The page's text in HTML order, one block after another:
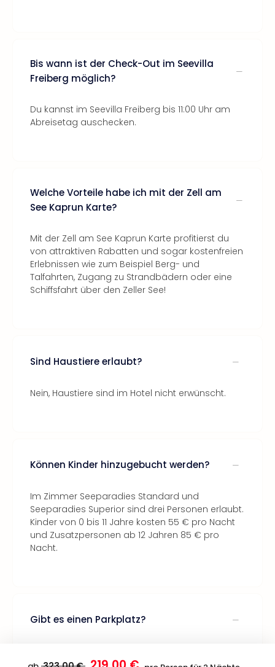
Bis wann ist der Check-Out im Seevilla
Freiberg möglich?
Du kannst im Seevilla Freiberg bis 11:00 Uhr am
Abreisetag auschecken.
Welche Vorteile habe ich mit der Zell am
See Kaprun Karte?
Mit der Zell am See Kaprun Karte profitierst du
von attraktiven Rabatten und sogar kostenfreien
Erlebnissen wie zum Beispiel Berg- und
Talfahrten, Zugang zu Strandbädern oder eine
Schiffsfahrt über den Zeller See!
Sind Haustiere erlaubt?
Nein, Haustiere sind im Hotel nicht erwünscht.
Können Kinder hinzugebucht werden?
Im Zimmer Seeparadies Standard und
Seeparadies Superior sind drei Personen erlaubt.
Kinder von 0 bis 11 Jahre kosten 55 € pro Nacht
und Zusatzpersonen ab 12 Jahren 85 € pro
Nacht.
Gibt es einen Parkplatz?
Verfügbarkeit) kostenfrei.